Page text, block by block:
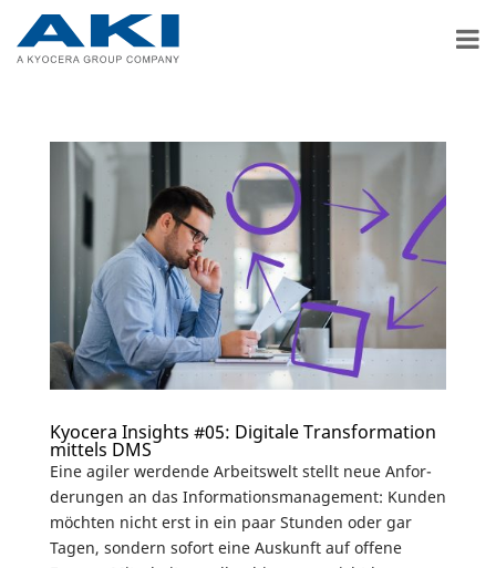
Kyocera Insights #05: Digitale Transformation
mittels DMS
Eine agiler werdende Arbeits­welt stellt neue Anfor­
de­rungen an das Infor­ma­ti­ons­ma­nage­ment: Kunden
möchten nicht erst in ein paar Stunden oder gar
Tagen, sondern sofort eine Auskunft auf offene